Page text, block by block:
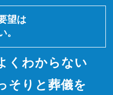
望は
。
くわからない
そりと 葬儀を